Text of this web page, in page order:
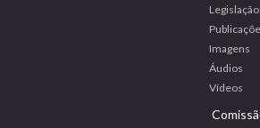
Legislação
Imagens
Áudios
Vídeos